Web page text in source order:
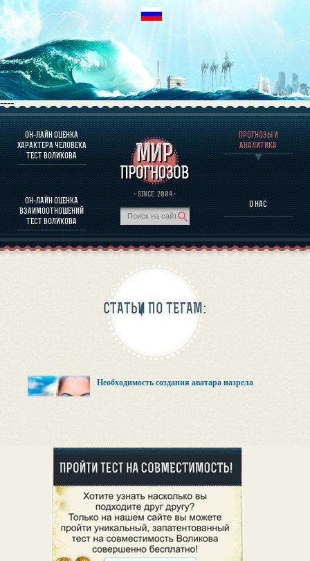
----
ОН-ЛАЙН ОЦЕНКА
ХАРАКТЕРА ЧЕЛОВЕКА
ТЕСТ ВОЛИКОВА
ОН-ЛАЙН ОЦЕНКА
ВЗАИМООТНОШЕНИЙ
ТЕСТ ВОЛИКОВА
· SINCE. 2004 ·
ПРОГНОЗЫ И
АНАЛИТИКА
О НАС
О ПРОГРАММЕ
ОЦЕНКА ХАРАКТЕРA ЧЕЛОВЕКА
ОЦЕНКА ХАРАКТЕРА ВЫДАЮЩИХСЯ ЛИЧНОСТЕЙ
О ПРОГРАММЕ
ПРОГНОЗЫ И АНАЛИТИКА
СТАТЬИ ПО ТЕГАМ:
Необходимость создания аватара назрела